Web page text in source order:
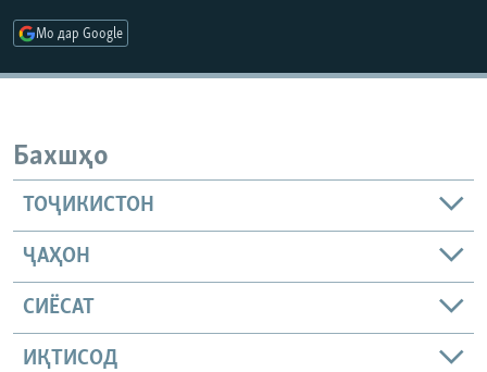
Ҳамаи сомонаҳои RFE/RL
Мо дар Google
Бахшҳо
ТОҶИКИСТОН
ҶАҲОН
СИЁСАТ
ИҚТИСОД